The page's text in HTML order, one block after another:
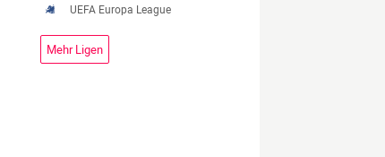
UEFA Europa League
Mehr Ligen